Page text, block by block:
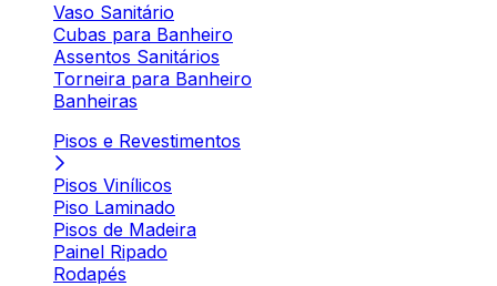
Vaso Sanitário
Cubas para Banheiro
Assentos Sanitários
Torneira para Banheiro
Banheiras
Pisos e Revestimentos
Pisos Vinílicos
Piso Laminado
Pisos de Madeira
Painel Ripado
Rodapés